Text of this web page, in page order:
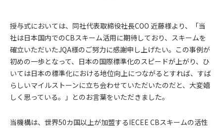
授与式においては、同社代表取締役社長COO 近藤様より、「当
社は日本国内でのCBスキーム活用に期待しており、スキームを
確立いただいたJQA様のご努力に感謝申し上げたい。この事例が
初めの一歩となって、日本の国際標準化のスピードが上がり、ひ
いては日本の標準化における地位向上につながるとすれば、すば
らしいマイルストーンに立ち会わせていただいたのだと、大変嬉
しく思っている。」とのお言葉をいただきました。
当機構は、世界50カ国以上が加盟するIECEE CBスキームの活性